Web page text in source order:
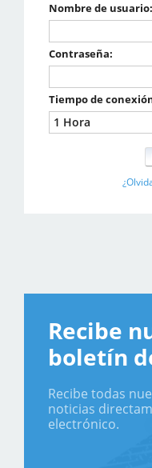
Nombre de usuario:
Contraseña:
Tiempo de
Recibe
boletín
Recibe todas
noticias
electrónico.